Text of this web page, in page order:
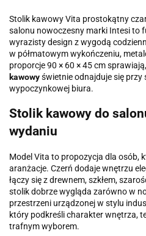
Stolik kawowy Vita prostokątny
salonu nowoczesny marki Intesi to
wyrazisty design z wygodą
w półmatowym wykończeniu,
proporcje 90 × 60 × 45 cm
kawowyświetnie odnajduje się
wypoczynkowej biura.
Stolik kawowy do
wydaniu
Model Vita to propozycja dla osób,
aranżacje. Czerń dodaje wnętrzu
łączy się z drewnem, szkłem,
stolik dobrze wygląda zarówno w
przestrzeni urządzonej w stylu
który podkreśli charakter wnętrza,
trafnym wyborem.